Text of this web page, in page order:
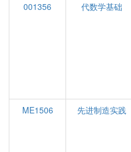
001356
代数学基础
ME1506
先进制造实践